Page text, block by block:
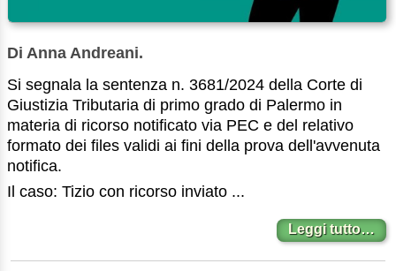
Di Anna Andreani.
Si segnala la sentenza n. 3681/2024 della Corte di
Giustizia Tributaria di primo grado di Palermo in
materia di ricorso notificato via PEC e del relativo
formato dei files validi ai fini della prova dell'avvenuta
notifica.
Il caso: Tizio con ricorso inviato ...
Leggi tutto…